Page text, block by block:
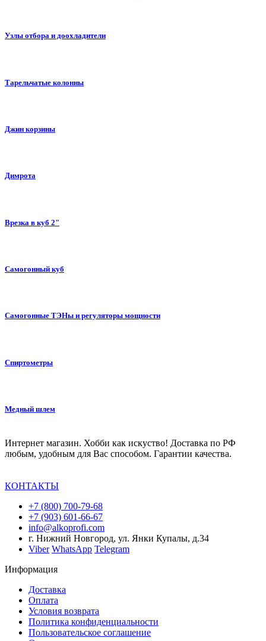
Узлы отбора и доохладители
Тарельчатые колонны
Джин корзины
Димрота
Врезка в куб 2"
Самогонный куб
Самогонные ТЭНы и регуляторы мощности
Спиртометры
Медный шлем
Интернет магазин. Хобби как искуство! Доставка по РФ
любым, удобным для Вас способом. Гарантии качества.
КОНТАКТЫ
+7 (800) 700-79-68
+7 (903) 601-66-67
info@alkoprofi.com
г. Нижний Новгород, ул. Янки Купалы, д.34
Viber WhatsApp Telegram
Информация
Доставка
Оплата
Условия возврата
Политика конфиденциальности
Пользовательское соглашение